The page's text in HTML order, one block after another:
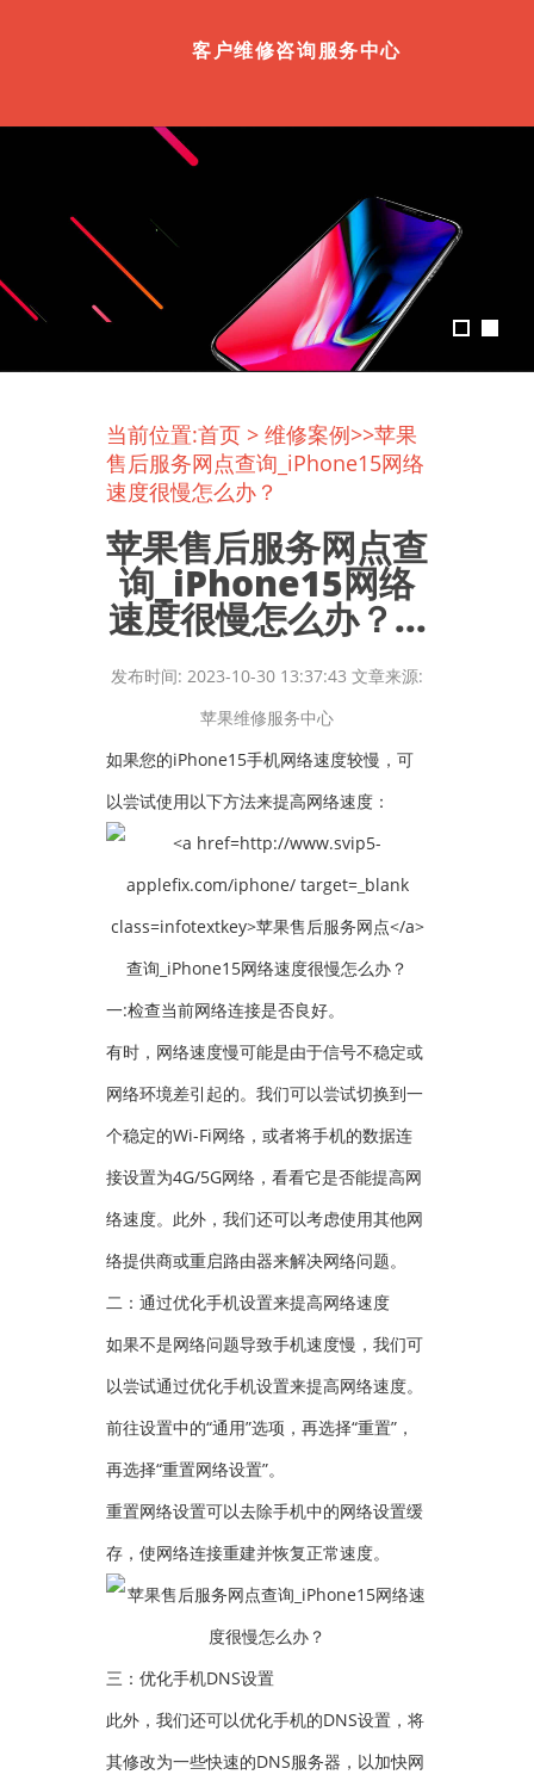
客户维修咨询服务中心
当前位置:首页 > 维修案例>>苹果
售后服务网点查询_iPhone15网络
速度很慢怎么办？
苹果售后服务网点查
询_iPhone15网络
速度很慢怎么办？...
发布时间: 2023-10-30 13:37:43 文章来源:
苹果维修服务中心
如果您的iPhone15手机网络速度较慢，可
以尝试使用以下方法来提高网络速度：
一:检查当前网络连接是否良好。
有时，网络速度慢可能是由于信号不稳定或
网络环境差引起的。我们可以尝试切换到一
个稳定的Wi-Fi网络，或者将手机的数据连
接设置为4G/5G网络，看看它是否能提高网
络速度。此外，我们还可以考虑使用其他网
络提供商或重启路由器来解决网络问题。
二：通过优化手机设置来提高网络速度
如果不是网络问题导致手机速度慢，我们可
以尝试通过优化手机设置来提高网络速度。
前往设置中的“通用”选项，再选择“重置”，
再选择“重置网络设置”。
重置网络设置可以去除手机中的网络设置缓
存，使网络连接重建并恢复正常速度。
三：优化手机DNS设置
此外，我们还可以优化手机的DNS设置，将
其修改为一些快速的DNS服务器，以加快网